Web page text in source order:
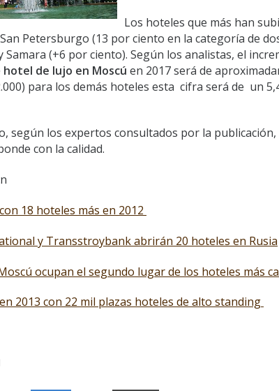
Los hoteles que más han
Petersburgo (13 por ciento en la categoría de
Samara (+6 por ciento). Según los analistas, el
hotel de lujo en Moscú en 2017 será de
para los demás hoteles esta cifra será de un
según los expertos consultados por la publicación,
con la calidad.
18 hoteles más en 2012
y Transstroybank abrirán 20 hoteles en Rusia
ocupan el segundo lugar de los hoteles más
2013 con 22 mil plazas hoteles de alto standing